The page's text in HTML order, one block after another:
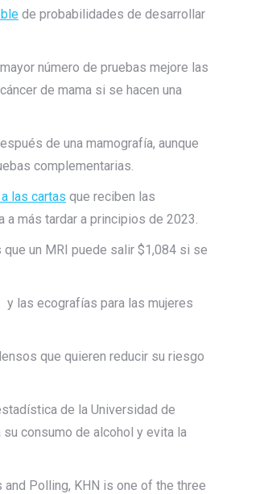
de probabilidades de desarrollar
número de pruebas mejore las
de mama si se hacen una
de una mamografía, aunque
complementarias.
las cartas que reciben las
a más tardar a principios de 2023.
un MRI puede salir $1,084 si se
y las ecografías para las mujeres
que quieren reducir su riesgo
de la Universidad de
su consumo de alcohol y evita la
Polling, KHN is one of the three